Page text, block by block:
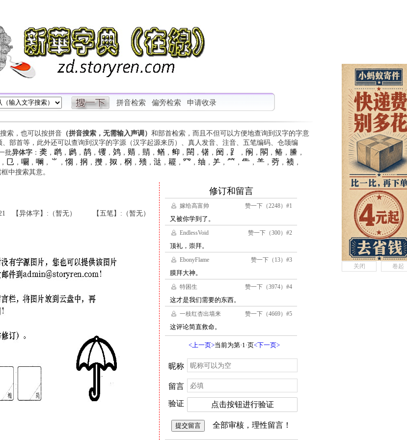
拼音检索 偏旁检索 申请收录
索，也可以按拼音（拼音搜索，无需输入声调） 和部首检索，而且不但可以方便地查询到汉字的字意
部首等，此外还可以查询到汉字的字源（汉字起源来历）、真人发音、注音、五笔编码、仓颉编
批异体字： 䶮 ， 䴙， 䴘， 䴖， 䦆， 䴔， 䞍， 䝼， 䲡 ， 䲟 ， 䦟 ， 䦃， 䦷 ， ⻊ ， 䦶 ， 䦛 ， 䲠 ， 䲢 ，
， 㔾 ， 㘚 ， 㘎 ， ⺌ ， 㥮 ， 㧏 ， 㩳， 㧐 ， 㭎 ， 㱮， 㳠 ， 䎱 ， ⺳ ， 䌷 ， ⺶， ⺮ ， ⺧， ⺷， 䓖， 䙌，
中搜索其意。
【异体字】:（暂无） 【五笔】:（暂无）
关闭 卷起